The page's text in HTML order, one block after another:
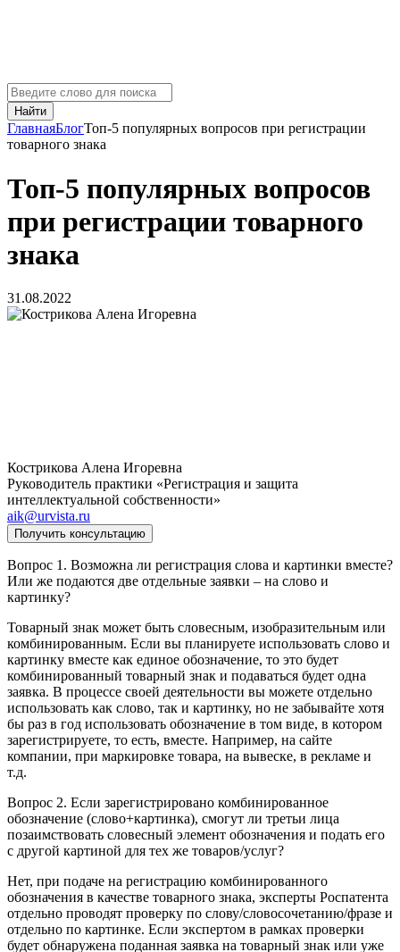
Найти
ГлавнаяБлогТоп-5 популярных вопросов при регистрации
товарного знака
Топ-5 популярных вопросов
при регистрации товарного
знака
31.08.2022
Кострикова Алена Игоревна
Руководитель практики «Регистрация и защита
интеллектуальной собственности»
aik@urvista.ru
Получить консультацию
Вопрос 1. Возможна ли регистрация слова и картинки вместе?
Или же подаются две отдельные заявки – на слово и
картинку?
Товарный знак может быть словесным, изобразительным или
комбинированным. Если вы планируете использовать слово и
картинку вместе как единое обозначение, то это будет
комбинированный товарный знак и подаваться будет одна
заявка. В процессе своей деятельности вы можете отдельно
использовать как слово, так и картинку, но не забывайте хотя
бы раз в год использовать обозначение в том виде, в котором
зарегистрируете, то есть, вместе. Например, на сайте
компании, при маркировке товара, на вывеске, в рекламе и
т.д.
Вопрос 2. Если зарегистрировано комбинированное
обозначение (слово+картинка), смогут ли третьи лица
позаимствовать словесный элемент обозначения и подать его
с другой картиной для тех же товаров/услуг?
Нет, при подаче на регистрацию комбинированного
обозначения в качестве товарного знака, эксперты Роспатента
отдельно проводят проверку по слову/словосочетанию/фразе и
отдельно по картинке. Если экспертом в рамках проверки
будет обнаружена поданная заявка на товарный знак или уже